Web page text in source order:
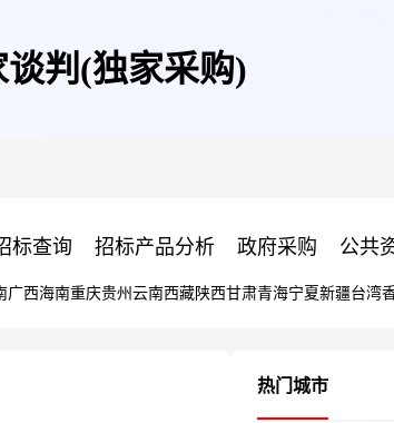
判(独家采购)
标查询 招标产品分析 政府采购 公共
广西海南重庆贵州 云南西藏陕西甘肃青海宁夏新疆台湾
热门城市